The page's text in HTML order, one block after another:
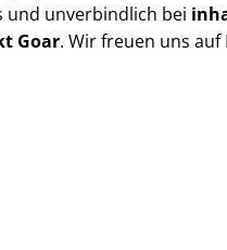
und unverbindlich bei
Goar. Wir freuen uns